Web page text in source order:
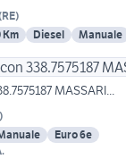
RE)
Km Diesel Manuale
MASSARI...
)
Euro 6e